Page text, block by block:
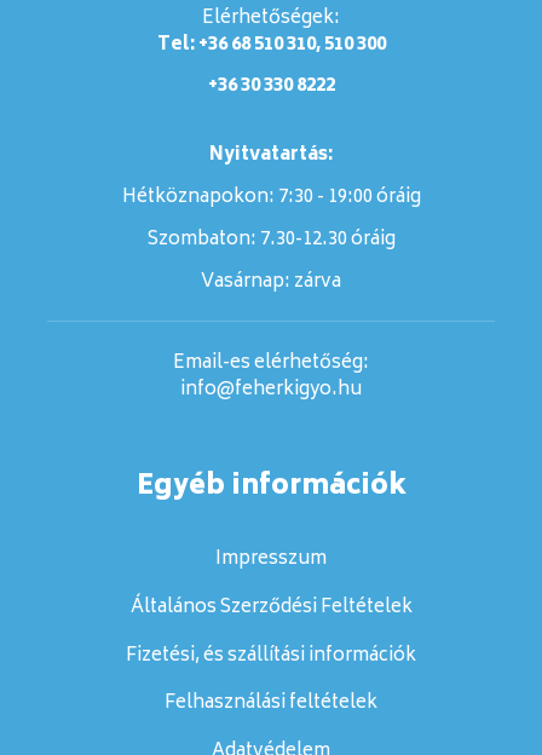
Elérhetőségek:
Tel: +36 68 510 310, 510 300
+36 30 330 8222
Nyitvatartás:
Hétköznapokon: 7:30 - 19:00 óráig
Szombaton:7.30-12.30 óráig
Vasárnap:zárva
Email-es elérhetőség:
info@feherkigyo.hu
Egyéb információk
Impresszum
Általános Szerződési Feltételek
Fizetési, és szállítási információk
Felhasználási feltételek